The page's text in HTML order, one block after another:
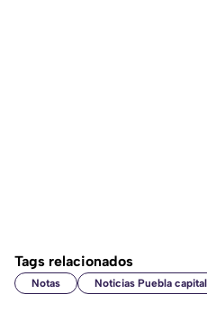
Tags relacionados
Notas Noticias Puebla capital